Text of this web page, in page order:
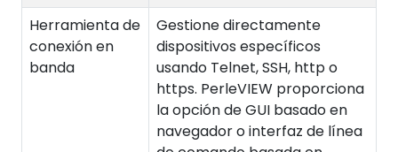
Herramienta de
conexión en
banda
Gestione directamente
dispositivos específicos
usando Telnet, SSH, http o
https. PerleVIEW proporciona
la opción de GUI basado en
navegador o interfaz de línea